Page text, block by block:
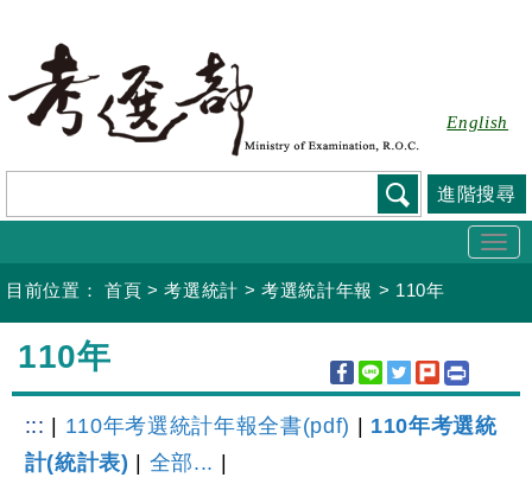
要
容
English
進階搜尋
目前位置： 首頁 >考選統計 >考選統計年報 > 110年
110年
::: 110年考選統計年報全書(pdf)
110年考選統
計(統計表)
全部...